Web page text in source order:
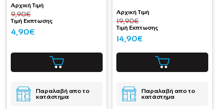
Αρχική Τιμή
9,90€
Τιμή Εκπτωσης
4,90€
Παραλαβή απο το
κατάστημα
Αρχική Τιμή
19,90€
Τιμή Εκπτωσης
14,90€
Παραλαβή απο το
κατάστημα